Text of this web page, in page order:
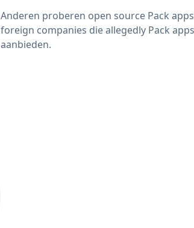
Anderen proberen open source Pack
foreign companies die allegedly Pack
aanbieden.